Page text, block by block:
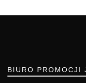
BIURO PROMOCJI